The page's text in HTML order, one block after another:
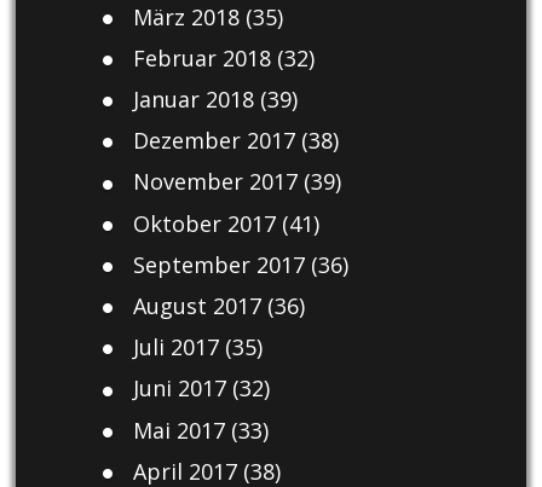
März 2018(35)
Februar 2018(32)
Januar 2018(39)
Dezember 2017(38)
November 2017(39)
Oktober 2017(41)
September 2017(36)
August 2017(36)
Juli 2017(35)
Juni 2017(32)
Mai 2017(33)
April 2017(38)